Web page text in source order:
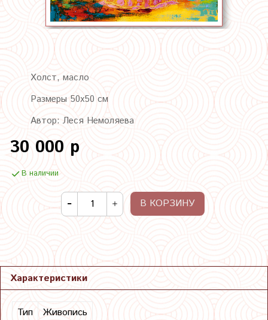
Холст, масло
Размеры 50х50 см
Автор: Леся Немоляева
30 000 р
В наличии
В КОРЗИНУ
Характеристики
Тип Живопись